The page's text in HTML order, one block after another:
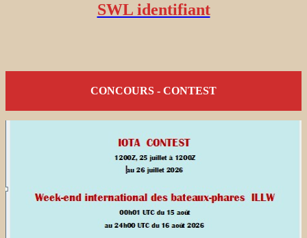
SWL identifiant
CONCOURS - CONTEST